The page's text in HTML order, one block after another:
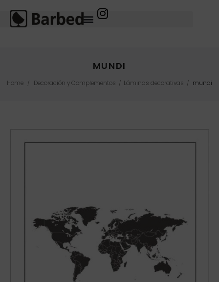
MUNDI
Home / Decoración y Complementos / Láminas decorativas / mundi